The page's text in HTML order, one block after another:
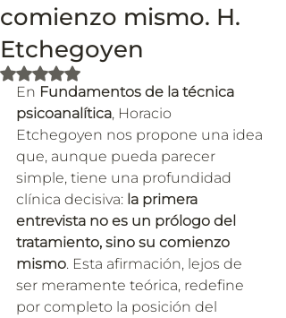
comienzo mismo. H.
Etchegoyen
Obtuvo NaN de 5 estrellas.
En Fundamentos de la técnica
psicoanalítica, Horacio
Etchegoyen nos propone una idea
que, aunque pueda parecer
simple, tiene una profundidad
clínica decisiva: la primera
entrevista no es un prólogo del
tratamiento, sino su comienzo
mismo. Esta afirmación, lejos de
ser meramente teórica, redefine
por completo la posición del